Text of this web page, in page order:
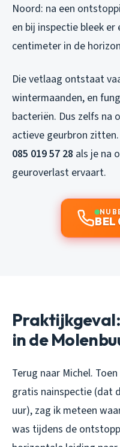
Noord: na een
en bij inspectie bleek er
centimeter in de
Die vetlaag ontstaat
wintermaanden, en
bacteriën. Dus zelfs na
actieve geurbron zitten.
085 019 57 28 als je na
geuroverlast ervaart.
NU
BEL
Praktijkgeval:
in de
Terug naar Michel.
gratis nainspectie (dat
uur), zag ik meteen
was tijdens de